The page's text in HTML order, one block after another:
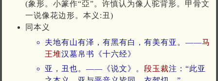
(象形。小篆作“亞”。许慎认为像人驼背形。甲骨文
一说像花边形。本义:丑)
同本义
夫地有山有泽，有黑有白，有美有亚。——马
王堆汉墓帛书《十六经》
亚，丑也。——《说文》。 段玉裁注：“此亚